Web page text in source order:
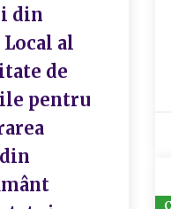
din
al
de
pentru